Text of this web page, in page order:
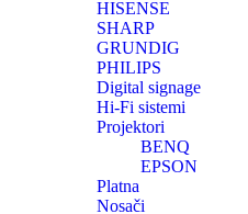
HISENSE
SHARP
GRUNDIG
PHILIPS
Digital signage
Hi-Fi sistemi
Projektori
BENQ
EPSON
Platna
Nosači